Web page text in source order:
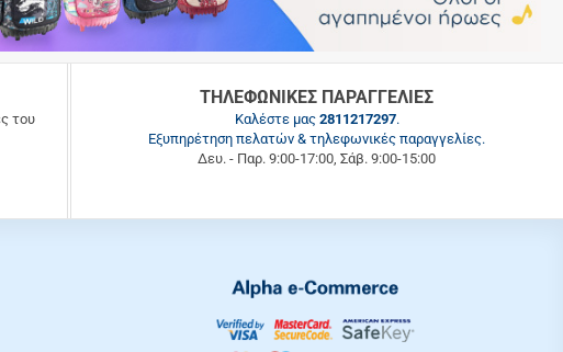
του
ΤΗΛΕΦΩΝΙΚΕΣ ΠΑΡΑΓΓΕΛΙΕΣ
Καλέστε μας 2811217297.
Εξυπηρέτηση πελατών & τηλεφωνικές παραγγελίες.
Δευ. - Παρ. 9:00-17:00, Σάβ. 9:00-15:00